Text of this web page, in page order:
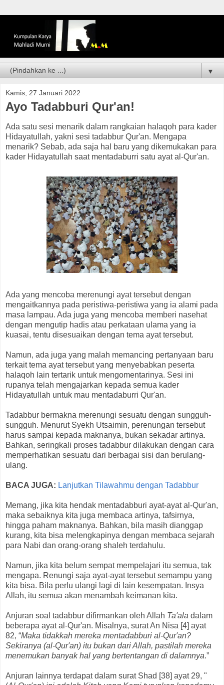
▼
Kamis, 27 Januari 2022
Ayo Tadabburi Qur'an!
Ada satu sesi menarik dalam rangkaian halaqoh para kader
Hidayatullah, yakni sesi tadabbur Qur'an. Mengapa
menarik? Sebab, ada saja hal baru yang dikemukakan para
kader Hidayatullah saat mentadaburri satu ayat al-Qur'an.
Ada yang mencoba merenungi ayat tersebut dengan
mengaitkannya pada peristiwa-peristiwa yang ia alami pada
masa lampau. Ada juga yang mencoba memberi nasehat
dengan mengutip hadis atau perkataan ulama yang ia
kuasai, tentu disesuaikan dengan tema ayat tersebut.
Namun, ada juga yang malah memancing pertanyaan baru
terkait tema ayat tersebut yang menyebabkan peserta
halaqoh lain tertarik untuk mengomentarinya. Sesi ini
rupanya telah mengajarkan kepada semua kader
Hidayatullah untuk mau mentadaburri Qur'an.
Tadabbur bermakna merenungi sesuatu dengan sungguh-
sungguh. Menurut Syekh Utsaimin, perenungan tersebut
harus sampai kepada maknanya, bukan sekadar artinya.
Bahkan, seringkali proses tadabbur dilakukan dengan cara
memperhatikan sesuatu dari berbagai sisi dan berulang-
ulang.
BACA JUGA: Lanjutkan Tilawahmu dengan Tadabbur
Memang, jika kita hendak mentadabburi ayat-ayat al-Qur'an,
maka sebaiknya kita juga membaca artinya, tafsirnya,
hingga paham maknanya. Bahkan, bila masih dianggap
kurang, kita bisa melengkapinya dengan membaca sejarah
para Nabi dan orang-orang shaleh terdahulu.
Namun, jika kita belum sempat mempelajari itu semua, tak
mengapa. Renungi saja ayat-ayat tersebut semampu yang
kita bisa. Bila perlu ulangi lagi di lain kesempatan. Insya
Allah, itu semua akan menambah keimanan kita.
Anjuran soal tadabbur difirmankan oleh Allah Ta'ala dalam
beberapa ayat al-Qur'an. Misalnya, surat An Nisa [4] ayat
82, “Maka tidakkah mereka mentadabburi al-Qur'an?
Sekiranya (al-Qur'an) itu bukan dari Allah, pastilah mereka
menemukan banyak hal yang bertentangan di dalamnya.”
Anjuran lainnya terdapat dalam surat Shad [38] ayat 29, "